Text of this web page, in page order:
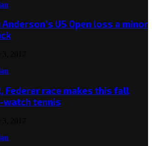
US Open loss a minor
Federer race makes this fall
watch tennis